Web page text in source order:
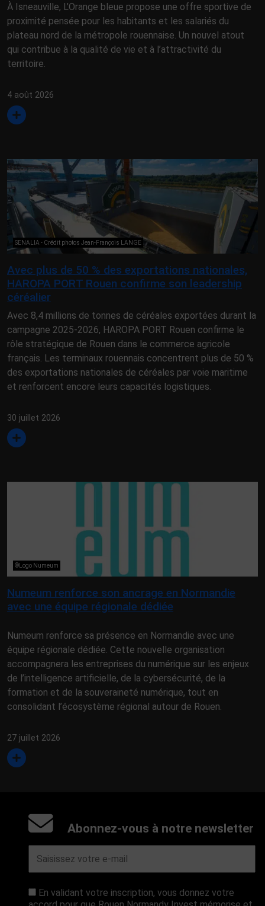
À Isneauville, L’Orange bleue propose une offre sportive de
proximité pensée pour les habitants et les salariés du
plateau nord de la métropole rouennaise. Un nouvel atout
qui contribue à la qualité de vie et à l’attractivité du
territoire.
4 août 2026
SENALIA - Crédit photos Jean-François LANGE
Avec plus de 50 % des exportations nationales,
HAROPA PORT Rouen confirme son leadership
céréalier
Avec 8,4 millions de tonnes de céréales exportées durant la
campagne 2025-2026, HAROPA PORT Rouen confirme le
rôle stratégique de Rouen dans le commerce agricole
français. Les terminaux rouennais concentrent plus de 50 %
des exportations nationales de céréales par voie maritime
et renforcent encore leurs capacités logistiques.
30 juillet 2026
©Logo Numeum
Numeum renforce son ancrage en Normandie
avec une équipe régionale dédiée
Numeum renforce sa présence en Normandie avec une
équipe régionale dédiée. Cette nouvelle organisation
accompagnera les entreprises du numérique sur les enjeux
de l’intelligence artificielle, de la cybersécurité, de la
formation et de la souveraineté numérique, tout en
consolidant l’écosystème régional autour de Rouen.
27 juillet 2026
Abonnez-vous à notre newsletter
En validant votre inscription, vous donnez votre